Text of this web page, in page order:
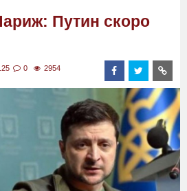
Путин скоро
0 2954